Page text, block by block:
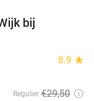
bij
8.9 star
Regulier €29,50